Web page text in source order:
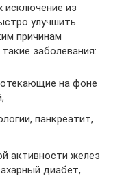
исключение из
улучшить
причинам
заболевания:
на фоне
панкреатит,
активности желез
диабет,